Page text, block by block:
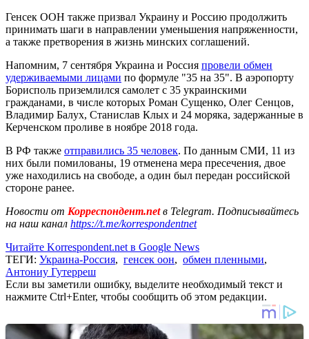
Генсек ООН также призвал Украину и Россию продолжить
принимать шаги в направлении уменьшения напряженности,
а также претворения в жизнь минских соглашений.
Напомним, 7 сентября Украина и Россия провели обмен
удерживаемыми лицами по формуле "35 на 35". В аэропорту
Борисполь приземлился самолет с 35 украинскими
гражданами, в числе которых Роман Сущенко, Олег Сенцов,
Владимир Балух, Станислав Клых и 24 моряка, задержанные в
Керченском проливе в ноябре 2018 года.
В РФ также отправились 35 человек. По данным СМИ, 11 из
них были помилованы, 19 отменена мера пресечения, двое
уже находились на свободе, а один был передан российской
стороне ранее.
Новости от Корреспондент.netв Telegram. Подписывайтесь
на наш канал https://t.me/korrespondentnet
Читайте Korrespondent.net в Google News
ТЕГИ: Украина-Россия, генсек оон, обмен пленными,
Антониу Гутерреш
Если вы заметили ошибку, выделите необходимый текст и
нажмите Ctrl+Enter, чтобы сообщить об этом редакции.